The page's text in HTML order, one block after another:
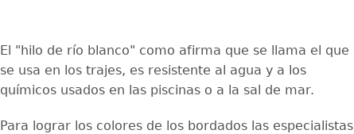
El "hilo de río blanco" como afirma que se llama el que
se usa en los trajes, es resistente al agua y a los
químicos usados en las piscinas o a la sal de mar.
Para lograr los colores de los bordados las especialistas